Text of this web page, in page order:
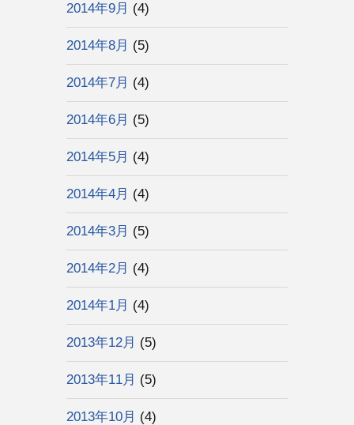
2014年9月 (4)
2014年8月 (5)
2014年7月 (4)
2014年6月 (5)
2014年5月 (4)
2014年4月 (4)
2014年3月 (5)
2014年2月 (4)
2014年1月 (4)
2013年12月 (5)
2013年11月 (5)
2013年10月 (4)